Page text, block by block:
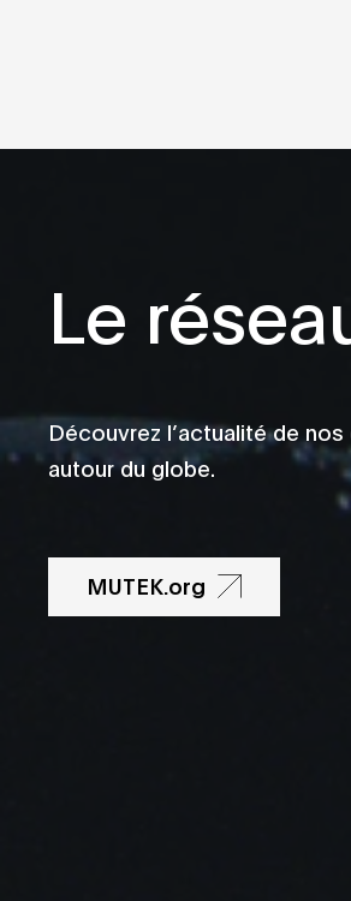
Le
Découvrez l’actualité de
autour du globe.
MUTEK.org